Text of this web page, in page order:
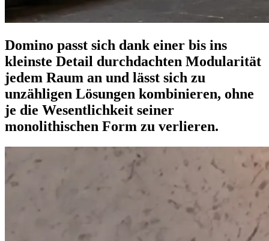
Domino passt sich dank einer bis ins
kleinste Detail durchdachten Modularität
jedem Raum an und lässt sich zu
unzähligen Lösungen kombinieren, ohne
je die Wesentlichkeit seiner
monolithischen Form zu verlieren.